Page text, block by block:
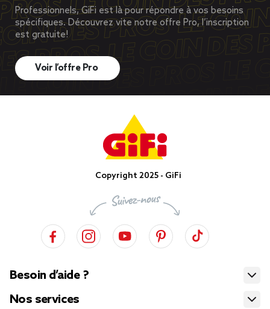
Professionnels, GiFi est là pour répondre à vos besoins
spécifiques. Découvrez vite notre offre Pro, l’inscription
est gratuite!
Voir l’offre Pro
Copyright 2025 - GiFi
Besoin d’aide ?
Nos services